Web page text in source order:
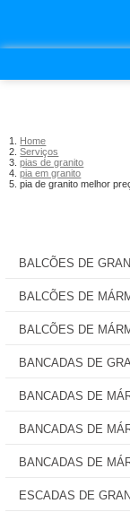
Home
Serviços
pias de granito
pia em granito
pia de granito melhor
BALCÕES DE
BALCÕES DE
BALCÕES DE
BANCADAS DE
BANCADAS DE
BANCADAS DE
BANCADAS DE
ESCADAS DE